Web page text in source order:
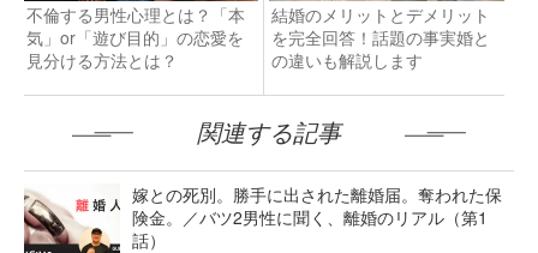
不倫する男性心理とは？「本
気」or「遊び目的」の恋愛を
見分ける方法とは？
結婚のメリットとデメリット
を完全回答！話題の事実婚と
の違いも解説します
関連する記事
嫁との死別。勝手に出された離婚届。奪われた保
険金。／バツ2男性に聞く、離婚のリアル（第1
話）